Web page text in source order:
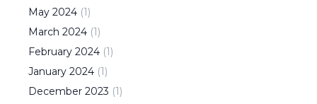
May 2024 (1)
March 2024 (1)
February 2024 (1)
January 2024 (1)
December 2023 (1)